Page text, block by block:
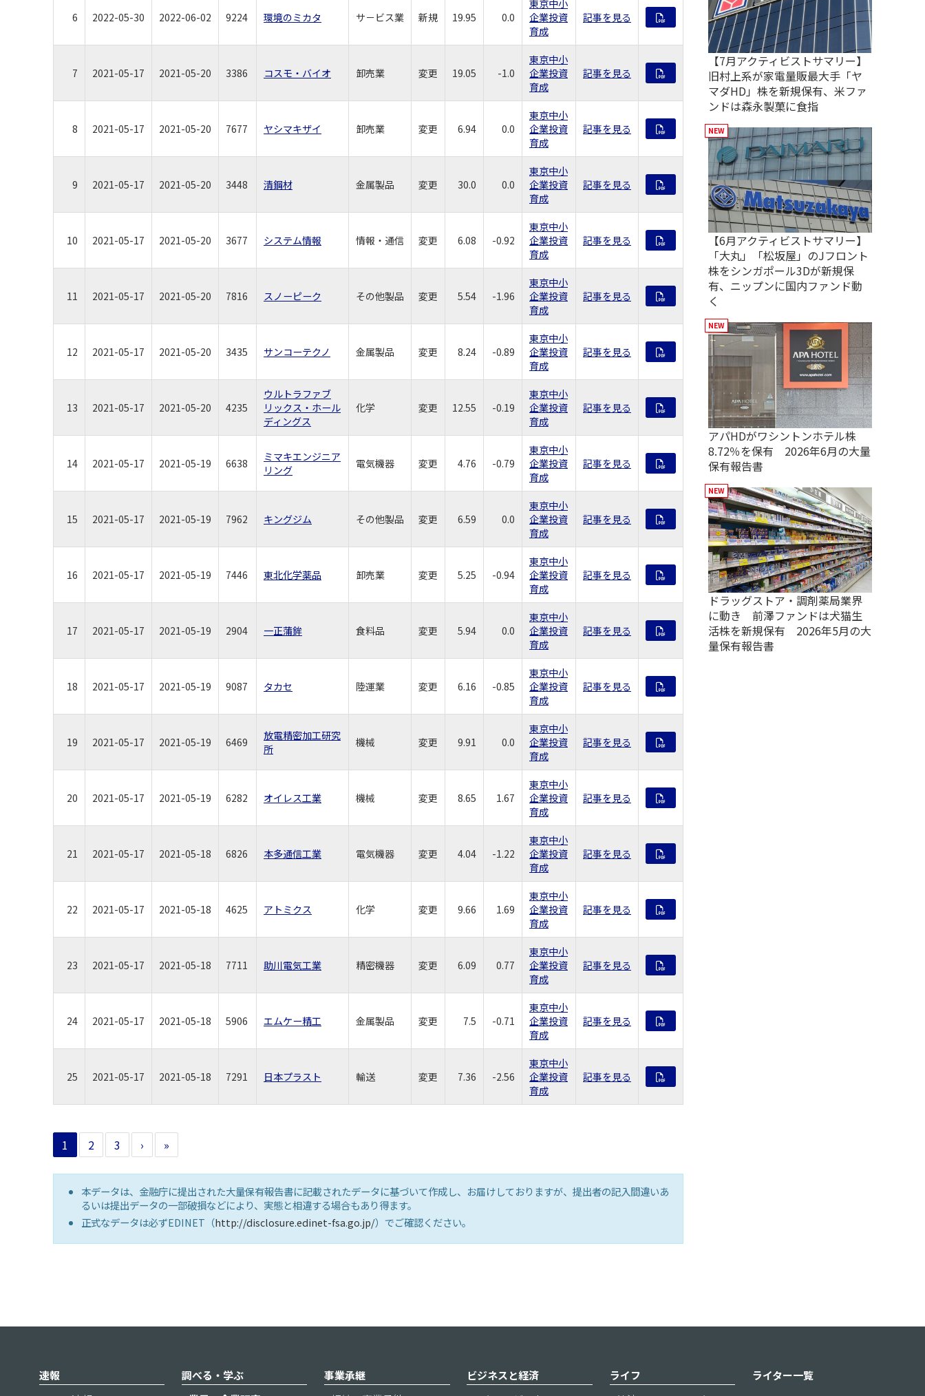
6 2022-05-30 2022-06-02 9224 環境のミカタ サ－ビス業 新規 19.95 0.0
東京中小
企業投資
育成
記事を見る
7 2021-05-17 2021-05-20 3386 コスモ・バイオ 卸売業 変更 19.05 -1.0
東京中小
企業投資
育成
記事を見る
8 2021-05-17 2021-05-20 7677 ヤシマキザイ 卸売業 変更 6.94 0.0
東京中小
企業投資
育成
記事を見る
9 2021-05-17 2021-05-20 3448 清鋼材 金属製品 変更 30.0 0.0
東京中小
企業投資
育成
記事を見る
10 2021-05-17 2021-05-20 3677 システム情報 情報・通信 変更 6.08 -0.92
東京中小
企業投資
育成
記事を見る
11 2021-05-17 2021-05-20 7816 スノーピーク その他製品 変更 5.54 -1.96
東京中小
企業投資
育成
記事を見る
12 2021-05-17 2021-05-20 3435 サンコーテクノ 金属製品 変更 8.24 -0.89
東京中小
企業投資
育成
記事を見る
13 2021-05-17 2021-05-20 4235
ウルトラファブ
リックス・ホール
ディングス
化学 変更 12.55 -0.19
東京中小
企業投資
育成
記事を見る
14 2021-05-17 2021-05-19 6638
ミマキエンジニア
リング
電気機器 変更 4.76 -0.79
東京中小
企業投資
育成
記事を見る
15 2021-05-17 2021-05-19 7962 キングジム その他製品 変更 6.59 0.0
東京中小
企業投資
育成
記事を見る
16 2021-05-17 2021-05-19 7446 東北化学薬品 卸売業 変更 5.25 -0.94
東京中小
企業投資
育成
記事を見る
17 2021-05-17 2021-05-19 2904 一正蒲鉾 食料品 変更 5.94 0.0
東京中小
企業投資
育成
記事を見る
18 2021-05-17 2021-05-19 9087 タカセ 陸運業 変更 6.16 -0.85
東京中小
企業投資
育成
記事を見る
19 2021-05-17 2021-05-19 6469
放電精密加工研究
所
機械 変更 9.91 0.0
東京中小
企業投資
育成
記事を見る
20 2021-05-17 2021-05-19 6282 オイレス工業 機械 変更 8.65 1.67
東京中小
企業投資
育成
記事を見る
21 2021-05-17 2021-05-18 6826 本多通信工業 電気機器 変更 4.04 -1.22
東京中小
企業投資
育成
記事を見る
22 2021-05-17 2021-05-18 4625 アトミクス 化学 変更 9.66 1.69
東京中小
企業投資
育成
記事を見る
23 2021-05-17 2021-05-18 7711 助川電気工業 精密機器 変更 6.09 0.77
東京中小
企業投資
育成
記事を見る
24 2021-05-17 2021-05-18 5906 エムケー精工 金属製品 変更 7.5 -0.71
東京中小
企業投資
育成
記事を見る
25 2021-05-17 2021-05-18 7291 日本プラスト 輸送 変更 7.36 -2.56
東京中小
企業投資
育成
記事を見る
1 2 3 › »
本データは、金融庁に提出された大量保有報告書に記載されたデータに基づいて作成し、お届けしておりますが、提出者の記入間違いあ
るいは提出データの一部破損などにより、実態と相違する場合もあり得ます。
正式なデータは必ずEDINET（http://disclosure.edinet-fsa.go.jp/）でご確認ください。
【7月アクティビストサマリー】
旧村上系が家電量販最大手「ヤ
マダHD」株を新規保有、米ファ
ンドは森永製菓に食指
【6月アクティビストサマリー】
「大丸」「松坂屋」のJフロント
株をシンガポール3Dが新規保
有、ニップンに国内ファンド動
く
アパHDがワシントンホテル株
8.72％を保有 2026年6月の大量
保有報告書
ドラッグストア・調剤薬局業界
に動き 前澤ファンドは犬猫生
活株を新規保有 2026年5月の大
量保有報告書
速報
調べる・学ぶ
事業承継
ビジネスと経済
ライフ
ライター一覧